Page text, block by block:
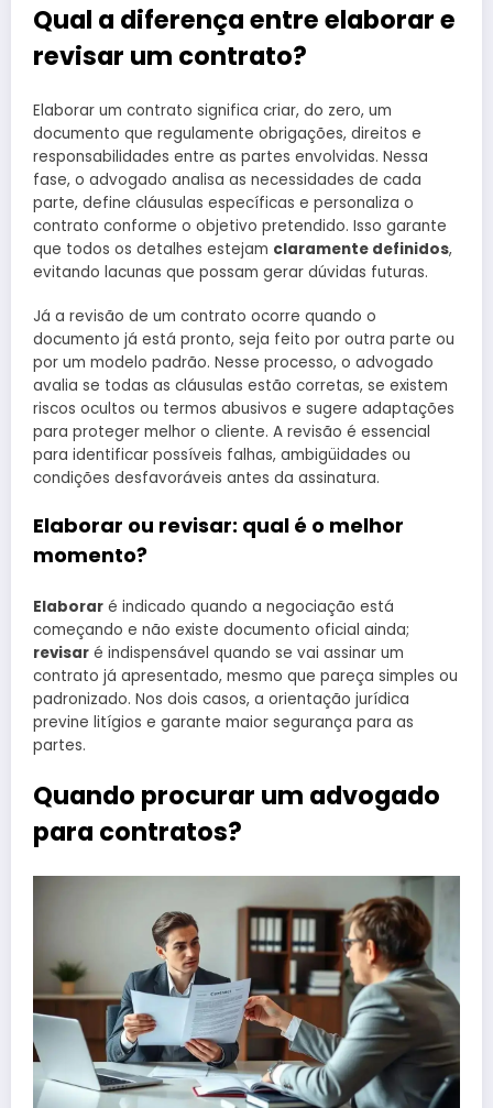
Qual a diferença entre elaborar e
revisar um contrato?
Elaborar um contrato significa criar, do zero, um
documento que regulamente obrigações, direitos e
responsabilidades entre as partes envolvidas. Nessa
fase, o advogado analisa as necessidades de cada
parte, define cláusulas específicas e personaliza o
contrato conforme o objetivo pretendido. Isso garante
que todos os detalhes estejam claramente definidos,
evitando lacunas que possam gerar dúvidas futuras.
Já a revisão de um contrato ocorre quando o
documento já está pronto, seja feito por outra parte ou
por um modelo padrão. Nesse processo, o advogado
avalia se todas as cláusulas estão corretas, se existem
riscos ocultos ou termos abusivos e sugere adaptações
para proteger melhor o cliente. A revisão é essencial
para identificar possíveis falhas, ambigüidades ou
condições desfavoráveis antes da assinatura.
Elaborar ou revisar: qual é o melhor
momento?
Elaborar é indicado quando a negociação está
começando e não existe documento oficial ainda;
revisar é indispensável quando se vai assinar um
contrato já apresentado, mesmo que pareça simples ou
padronizado. Nos dois casos, a orientação jurídica
previne litígios e garante maior segurança para as
partes.
Quando procurar um advogado
para contratos?